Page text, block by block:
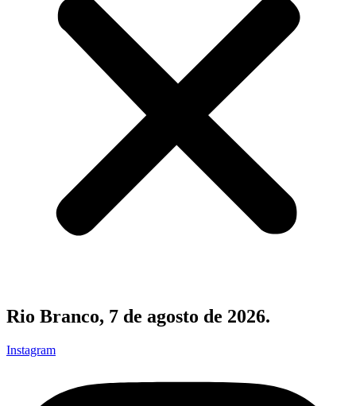
Rio Branco, 7 de agosto de 2026.
Instagram